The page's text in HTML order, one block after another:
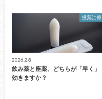
投薬治療
2026.2.8
飲み薬と座薬、どちらが「早く」
効きますか？